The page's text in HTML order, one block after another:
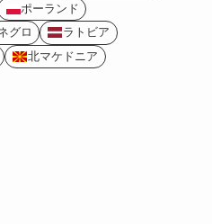
ポーランド
グロ
ラトビア
北マケドニア